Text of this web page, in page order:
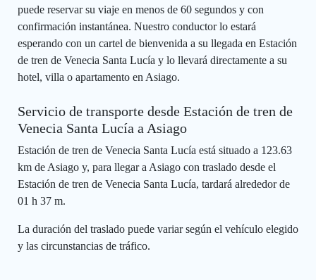
puede reservar su viaje en menos de 60 segundos y con
confirmación instantánea. Nuestro conductor lo estará
esperando con un cartel de bienvenida a su llegada en Estación
de tren de Venecia Santa Lucía y lo llevará directamente a su
hotel, villa o apartamento en Asiago.
Servicio de transporte desde Estación de tren de
Venecia Santa Lucía a Asiago
Estación de tren de Venecia Santa Lucía está situado a 123.63
km de Asiago y, para llegar a Asiago con traslado desde el
Estación de tren de Venecia Santa Lucía, tardará alrededor de
01 h 37 m.
La duración del traslado puede variar según el vehículo elegido
y las circunstancias de tráfico.